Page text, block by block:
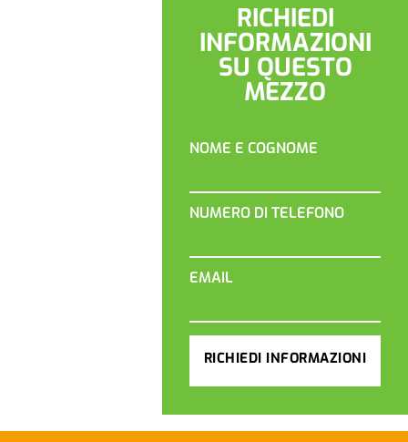
RICHIEDI
INFORMAZIONI
SU QUESTO
MEZZO
NOME E COGNOME
NUMERO DI TELEFONO
EMAIL
RICHIEDI INFORMAZIONI